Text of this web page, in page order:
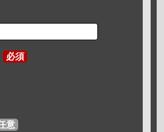
必須
意